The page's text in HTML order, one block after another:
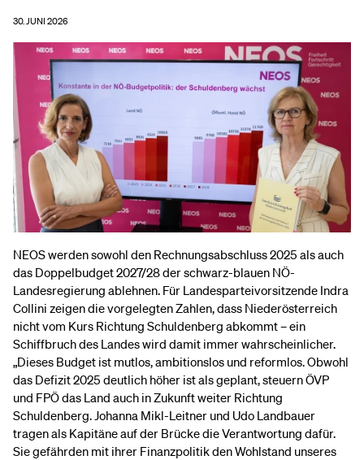
30. JUNI 2026
NEOS werden sowohl den Rechnungsabschluss 2025 als auch
das Doppelbudget 2027/28 der schwarz-blauen NÖ-
Landesregierung ablehnen. Für Landesparteivorsitzende Indra
Collini zeigen die vorgelegten Zahlen, dass Niederösterreich
nicht vom Kurs Richtung Schuldenberg abkommt – ein
Schiffbruch des Landes wird damit immer wahrscheinlicher.
„Dieses Budget ist mutlos, ambitionslos und reformlos. Obwohl
das Defizit 2025 deutlich höher ist als geplant, steuern ÖVP
und FPÖ das Land auch in Zukunft weiter Richtung
Schuldenberg. Johanna Mikl-Leitner und Udo Landbauer
tragen als Kapitäne auf der Brücke die Verantwortung dafür.
Sie gefährden mit ihrer Finanzpolitik den Wohlstand unseres